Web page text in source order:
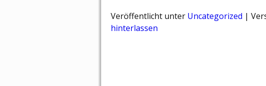
Veröffentlicht unter Uncategorized |
hinterlassen